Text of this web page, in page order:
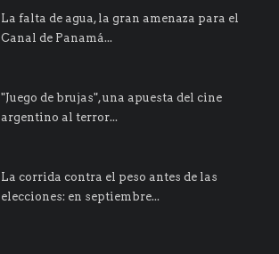
La falta de agua, la gran amenaza para el
Canal de Panamá...
"Juego de brujas", una apuesta del cine
argentino al terror...
La corrida contra el peso antes de las
elecciones: en septiembre...